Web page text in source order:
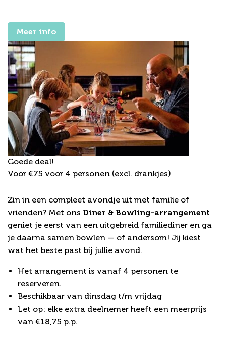
Meer info
Goede deal!
Voor €75 voor 4 personen (excl. drankjes)
Zin in een compleet avondje uit met familie of
vrienden? Met ons Diner & Bowling-arrangement
geniet je eerst van een uitgebreid familiediner en ga
je daarna samen bowlen — of andersom! Jij kiest
wat het beste past bij jullie avond.
Het arrangement is vanaf 4 personen te
reserveren.
Beschikbaar van dinsdag t/m vrijdag
Let op: elke extra deelnemer heeft een meerprijs
van €18,75 p.p.